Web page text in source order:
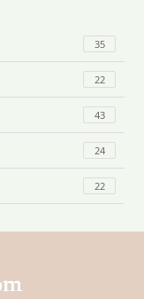
35
22
43
24
22